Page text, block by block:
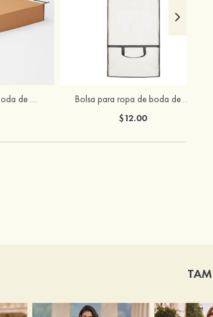
Caja para ropa de boda de Stacees Bolsa para ropa de boda de Stacees
$12.00